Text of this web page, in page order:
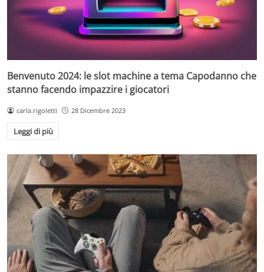
Benvenuto 2024: le slot machine a tema Capodanno che
stanno facendo impazzire i giocatori
carla.rigoletti 28 Dicembre 2023
Leggi di più